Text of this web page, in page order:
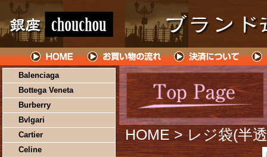
Balenciaga
Bottega Veneta
Burberry
Bvlgari
Cartier
Celine
HOME > レジ袋(半